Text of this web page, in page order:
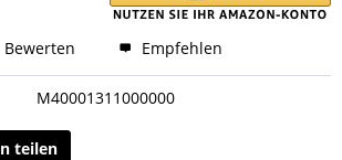
Bewerten Empfehlen
M40001311000000
teilen